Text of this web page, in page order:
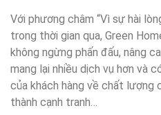
Với phương châm “Vì sự hài
trong thời gian qua, Green
không ngừng phấn đấu, nâng
mang lại nhiều dịch vụ hơn và
của khách hàng về chất lượng
thành cạnh tranh…